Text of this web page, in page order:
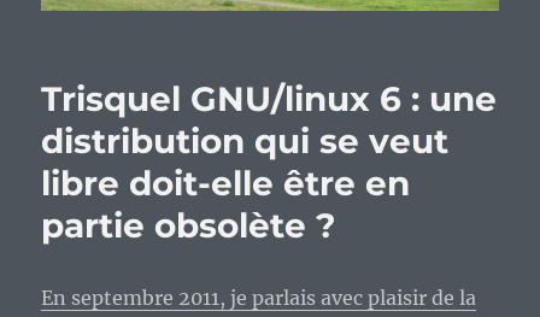
Trisquel GNU/linux 6 : une
distribution qui se veut
libre doit-elle être en
partie obsolète ?
En septembre 2011, je parlais avec plaisir de la